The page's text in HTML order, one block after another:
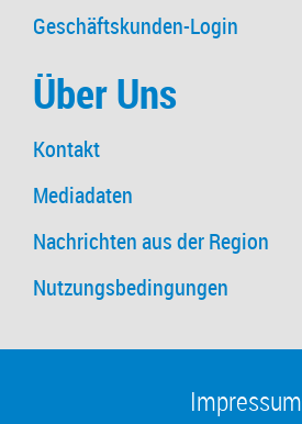
Geschäftskunden-Login
Über Uns
Kontakt
Mediadaten
Nachrichten aus der Region
Nutzungsbedingungen
Impressum